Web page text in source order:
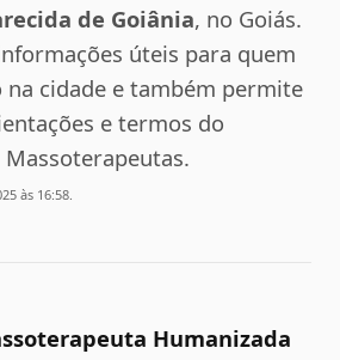
de Goiânia, no Goiás.
úteis para quem
cidade e também permite
e termos do
às 16:58.
Humanizada